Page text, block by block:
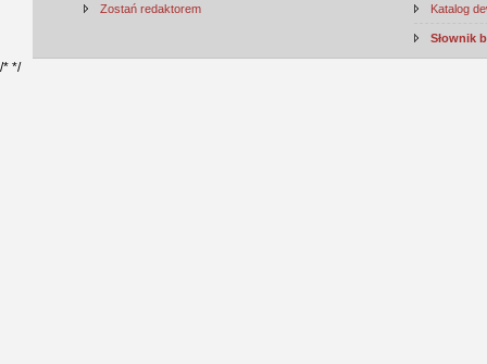
Zostań redaktorem Katalog
Słownik
/* */